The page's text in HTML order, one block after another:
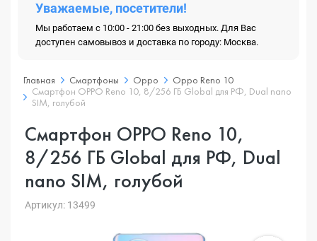
Уважаемые, посетители!
Мы работаем с 10:00 - 21:00 без выходных. Для Вас
доступен самовывоз и доставка по городу: Москва.
Главная Смартфоны Oppo
Oppo Reno 10
Смартфон OPPO Reno 10, 8/256 ГБ Global для РФ, Dual nano
SIM, голубой
Смартфон OPPO Reno 10,
8/256 ГБ Global для РФ, Dual
nano SIM, голубой
Артикул: 13499